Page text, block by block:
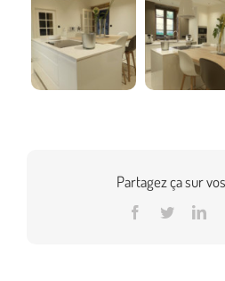
Partagez ça sur
Facebook
Twitter